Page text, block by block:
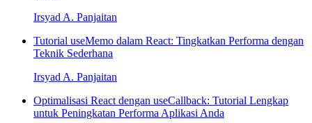
Irsyad A. Panjaitan
Tutorial useMemo dalam React: Tingkatkan Performa dengan
Teknik Sederhana
Irsyad A. Panjaitan
Optimalisasi React dengan useCallback: Tutorial Lengkap
untuk Peningkatan Performa Aplikasi Anda